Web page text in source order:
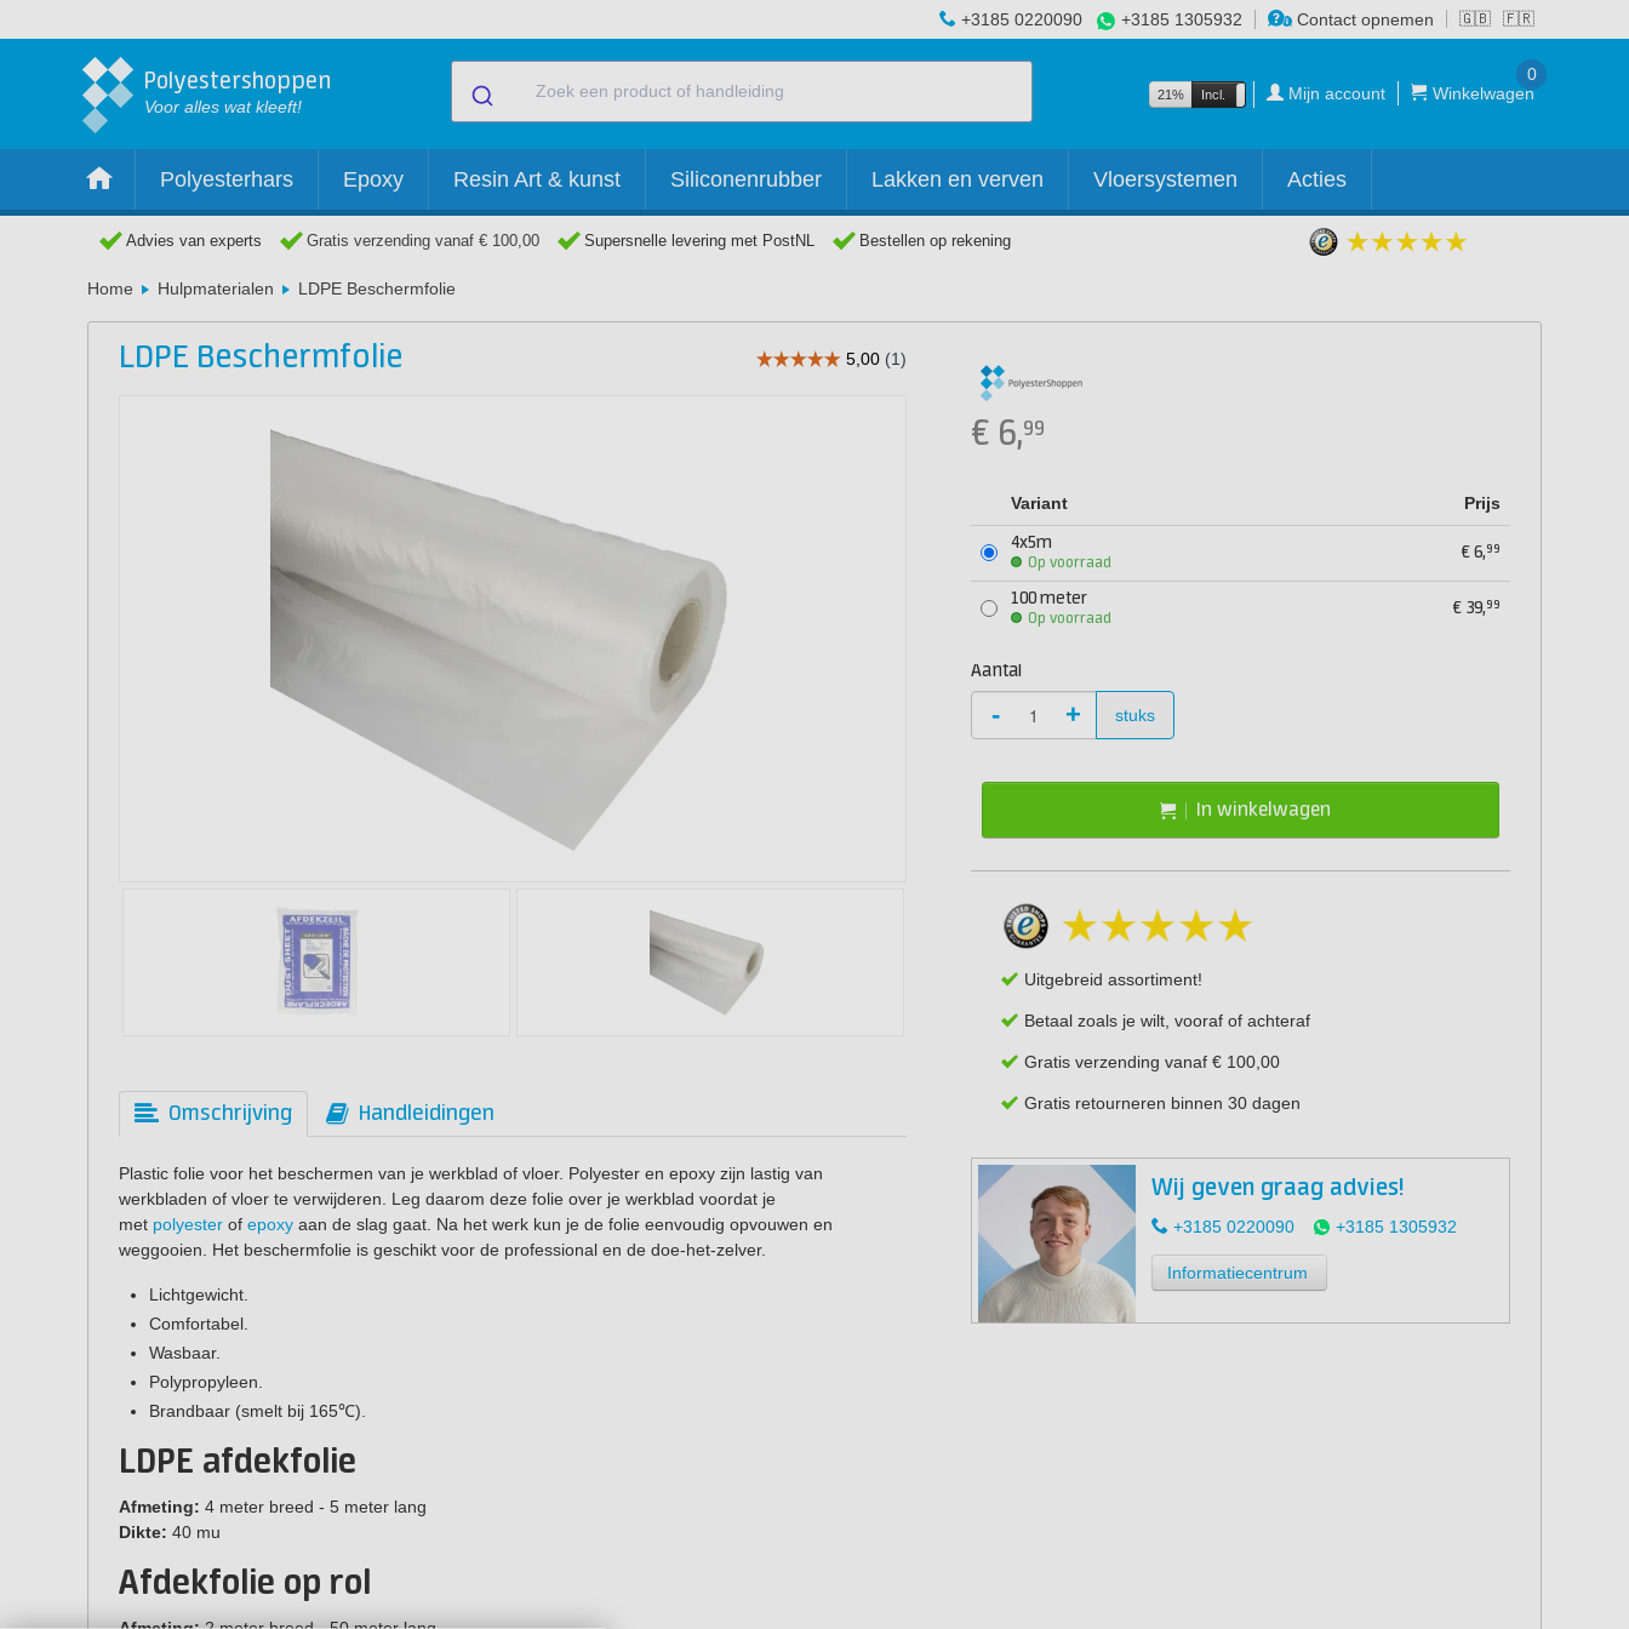
🇬🇧 🇫🇷
+3185 0220090 +3185 1305932 Contact opnemen
Polyestershoppen
Voor alles wat kleeft!
21% Incl. Excl. Mijn account Winkelwagen
0
Polyesterhars Epoxy Resin Art & kunst Siliconenrubber Lakken en verven Vloersystemen Acties
Advies van experts Gratis verzending vanaf € 100,00 Supersnelle levering met PostNL Bestellen op rekening
Home Hulpmaterialen LDPE Beschermfolie
LDPE Beschermfolie
Omschrijving Handleidingen
Plastic folie voor het beschermen van je werkblad of vloer. Polyester en epoxy zijn lastig van
werkbladen of vloer te verwijderen. Leg daarom deze folie over je werkblad voordat je
met polyester of epoxy aan de slag gaat. Na het werk kun je de folie eenvoudig opvouwen en
weggooien. Het beschermfolie is geschikt voor de professional en de doe-het-zelver.
Lichtgewicht.
Comfortabel.
Wasbaar.
Polypropyleen.
Brandbaar (smelt bij 165℃).
LDPE afdekfolie
Afmeting: 4 meter breed - 5 meter lang
Dikte: 40 mu
Afdekfolie op rol
€ 6,99
Variant Prijs
4x5m
Op voorraad
€6,99
100 meter
Op voorraad
€ 39,99
Aantal
- + stuks
In winkelwagen
Uitgebreid assortiment!
Betaal zoals je wilt, vooraf of achteraf
Gratis verzending vanaf € 100,00
Gratis retourneren binnen 30 dagen
Wij geven graag advies!
+3185 0220090 +3185 1305932
Informatiecentrum